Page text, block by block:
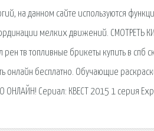
на данном сайте используются
мелких движений. СМОТРЕТЬ
тв топливные брикеты купить в спб
онлайн бесплатно. Обучающие
ОНЛАЙН! Сериал: КВЕСТ 2015 1 серия